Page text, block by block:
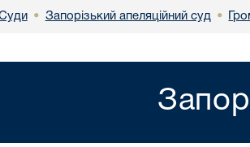
• Запорізький апеляційний суд •